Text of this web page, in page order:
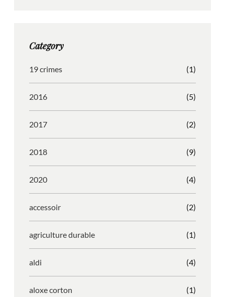
r
m
o
Category
19 crimes (1)
2016 (5)
2017 (2)
2018 (9)
2020 (4)
accessoir (2)
agriculture durable (1)
aldi (4)
aloxe corton (1)